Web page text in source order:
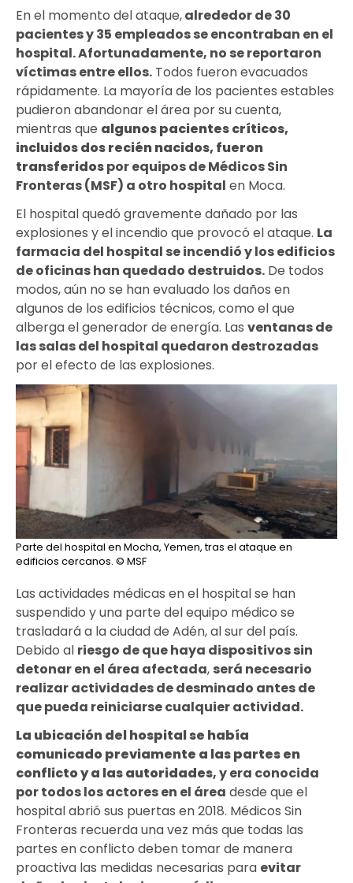
En el momento del ataque,alrededor de 30
pacientes y 35 empleados se encontraban en el
hospital. Afortunadamente, no se reportaron
víctimas entre ellos. Todos fueron evacuados
rápidamente. La mayoría de los pacientes estables
pudieron abandonar el área por su cuenta,
mientras que algunos pacientes críticos,
incluidos dos recién nacidos, fueron
transferidospor equipos de Médicos Sin
Fronteras (MSF) a otro hospital en Moca.
El hospital quedó gravemente dañado por las
explosiones y el incendio que provocó el ataque. La
farmacia del hospital se incendió y los edificios
de oficinas han quedado destruidos. De todos
modos, aún no se han evaluado los daños en
algunos de los edificios técnicos, como el que
alberga el generador de energía. Las ventanas de
las salas del hospital quedaron destrozadas
por el efecto de las explosiones.
Parte del hospital en Mocha, Yemen, tras el ataque en
edificios cercanos. © MSF
Las actividades médicas en el hospital se han
suspendido y una parte del equipo médico se
trasladará a la ciudad de Adén, al sur del país.
Debido al riesgo de que haya dispositivos sin
detonar en el área afectada, será necesario
realizar actividades de desminado antes de
que pueda reiniciarse cualquier actividad.
La ubicación del hospital se había
comunicado previamente a las partes en
conflicto y a las autoridades, y era conocida
por todos los actores en el área desde que el
hospital abrió sus puertas en 2018. Médicos Sin
Fronteras recuerda una vez más que todas las
partes en conflicto deben tomar de manera
proactiva las medidas necesarias para evitar